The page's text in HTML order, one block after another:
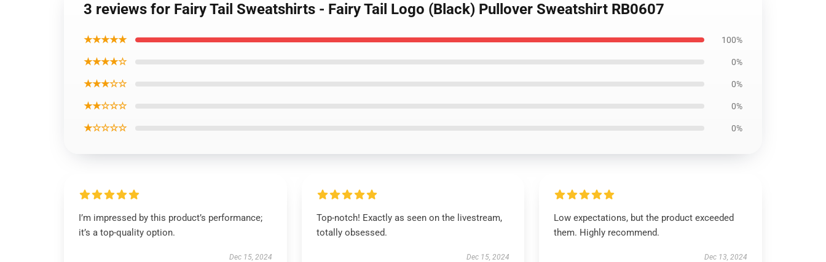
3 reviews for Fairy Tail Sweatshirts - Fairy Tail Logo (Black) Pullover Sweatshirt RB0607
★★★★★ 100%
★★★★☆ 0%
★★★☆☆ 0%
★★☆☆☆ 0%
★☆☆☆☆ 0%
I’m impressed by this product’s performance;
it’s a top-quality option.
Dec 15, 2024
Top-notch! Exactly as seen on the livestream,
totally obsessed.
Dec 15, 2024
Low expectations, but the product exceeded
them. Highly recommend.
Dec 13, 2024